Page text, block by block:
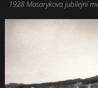
1928 Masarykova jubilejní